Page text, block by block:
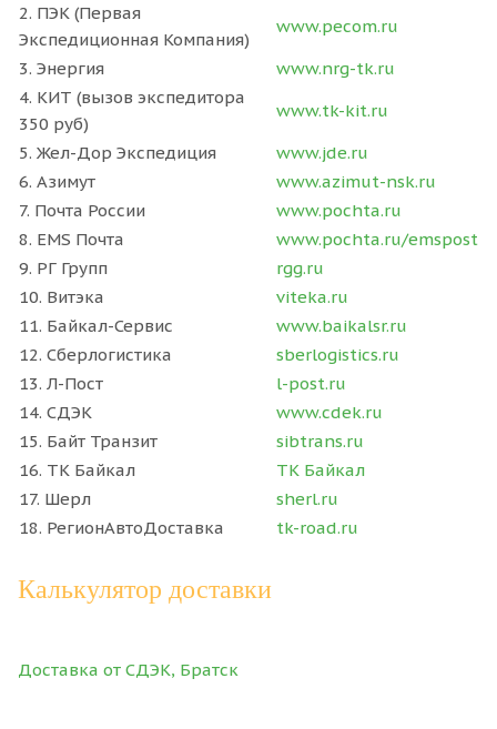
2. ПЭК (Первая
Экспедиционная Компания)
www.pecom.ru
3. Энергия
www.nrg-tk.ru
4. КИТ (вызов экспедитора
350 руб)
www.tk-kit.ru
5. Жел-Дор Экспедиция
www.jde.ru
6. Азимут
www.azimut-nsk.ru
7. Почта России
www.pochta.ru
8. EMS Почта
www.pochta.ru/emspost
9. РГ Групп
rgg.ru
10. Витэка
viteka.ru
11. Байкал-Сервис
www.baikalsr.ru
12. Сберлогистика
sberlogistics.ru
13. Л-Пост
l-post.ru
14. СДЭК
www.cdek.ru
15. Байт Транзит
sibtrans.ru
16. ТК Байкал
ТК Байкал
17. Шерл
sherl.ru
18. РегионАвтоДоставка
tk-road.ru
Калькулятор доставки
Доставка от СДЭК, Братск